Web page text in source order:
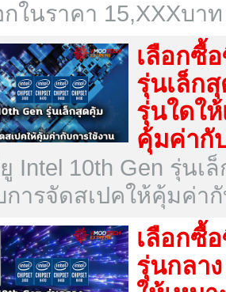
ในราคา 15,XXXบา
เลือกซื้
รุ่นเล็ก
รุ่นใดใ
คุ้มค่ากั
Intel 10th Gen รุ่นเ
การจัดสเปคให้คุ้มค่า
เลือกซื้
รุ่นกลา